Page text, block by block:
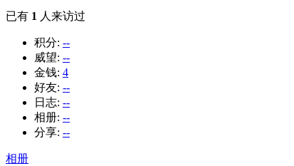
已有 1 人来访过
积分: --
威望: --
金钱: 4
好友: --
日志: --
相册: --
分享: --
相册